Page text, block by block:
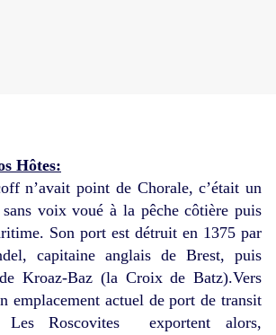
Hôtes:
n’avait point de Chorale, c’était un
voix voué à la pêche côtière puis
Son port est détruit en 1375 par
capitaine anglais de Brest, puis
Kroaz-Baz (la Croix de Batz).Vers
emplacement actuel de port de transit
Roscovites
exportent alors,